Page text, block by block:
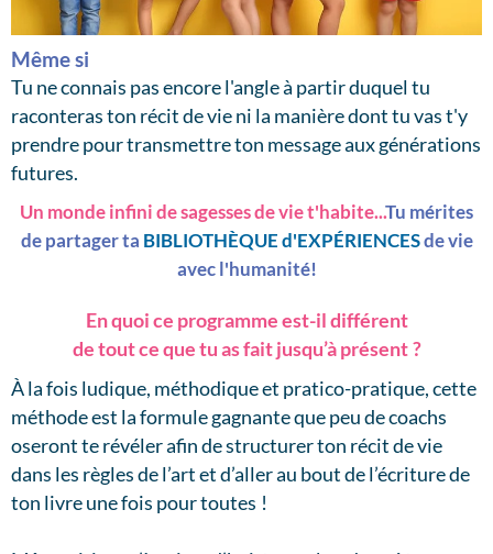
Même si
Tu ne connais pas encore l'angle à partir duquel tu
raconteras ton récit de vie ni la manière dont tu vas t'y
prendre pour transmettre ton message aux générations
futures.
Un monde infini de sagesses de vie t'habite...Tu mérites
de partager ta BIBLIOTHÈQUE d'EXPÉRIENCESde vie
avec l'humanité!
En quoi ce programme est-il différent
de tout ce que tu as fait jusqu’à présent ?
À la fois ludique, méthodique et pratico-pratique, cette
méthode est la formule gagnante que peu de coachs
oseront te révéler afin de structurer ton récit de vie
dans les règles de l’art et d’aller au bout de l’écriture de
ton livre une fois pour toutes !